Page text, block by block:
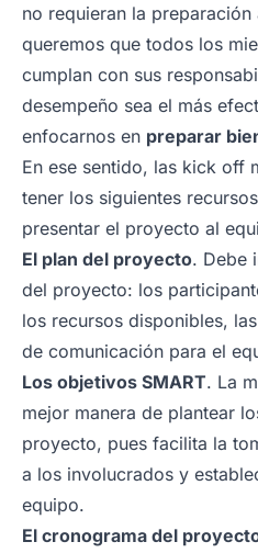
no requieran la
queremos que todos los
cumplan con sus
desempeño sea el más
enfocarnos en preparar
En ese sentido, las kick off
tener los siguientes
presentar el proyecto al
El plan del proyecto. Debe
del proyecto: los
los recursos disponibles,
de comunicación para el
Los objetivos SMART. La
mejor manera de plantear
proyecto, pues facilita la
a los involucrados y
equipo.
El cronograma del